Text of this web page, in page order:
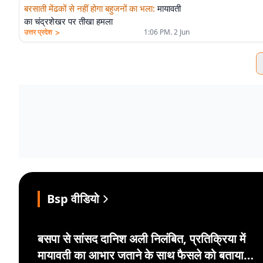
बरसाती मेंढकों से नहीं होगा बहुजनों का भला: मायावती
का चंद्रशेखर पर तीखा हमला
उत्तर प्रदेश > 1:06 PM. 2 Jun
Bsp वीडियो
बसपा से सांसद दानिश अली निलंबित, प्रतिक्रिया में
मायावती का आभार जताने के साथ फैसले को बताया